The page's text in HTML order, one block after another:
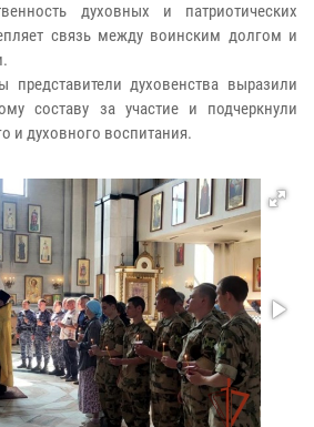
духовных и патриотических
связь между воинским долгом и
духовенства выразили
составу за участие и подчеркнули
и духовного воспитания.